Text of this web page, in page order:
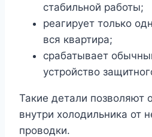
стабильной работы;
реагирует только
вся квартира;
срабатывает
устройство
Такие детали позволяют
внутри холодильника от
проводки.